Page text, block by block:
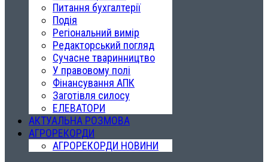
Питання бухгалтерії
Подія
Регіональний вимір
Редакторський погляд
Сучасне тваринництво
У правовому полі
Фінансування АПК
Заготівля силосу
ЕЛЕВАТОРИ
АКТУАЛЬНА РОЗМОВА
АГРОРЕКОРДИ
АГРОРЕКОРДИ НОВИНИ